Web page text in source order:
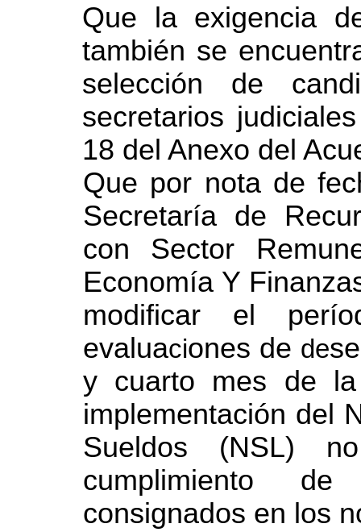
Que la exigencia
también se
selección de
secretarios
18 del Anexo del
Que por nota de
Secretaría de
con Sector
Economía Y
modificar el
evaluaciones de de
y cuarto mes de
implementación del
Sueldos (NSL)
cumplimiento
consignados en los